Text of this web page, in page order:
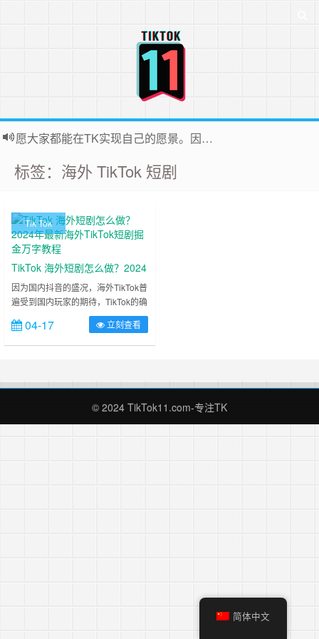
愿大家都能在TK实现自己的愿景。因为站长平时很忙，后台联系投稿无法全部回复，十分抱歉
标签：海外 TikTok 短剧
Tik Tok
TikTok 海外短剧怎么做？2024
年最新海外TikTok短剧掘金万
字教程
因为国内抖音的盛况，海外TikTok普
遍受到国内玩家的期待，TikTok的确
是一个流量蓝海，不断有很多朋友涌
入渴望在里面掘金，渴望一夜暴富，
这是一个浮躁的时代，很多人都渴望
2017年5月发布，因为一些阴差阳错
站长在18年6月进入TikTok，还算
早，摸爬滚打了几年，也算有些收获
04-17 立刻查看
© 2024 TikTok11.com-专注TK
简体中文